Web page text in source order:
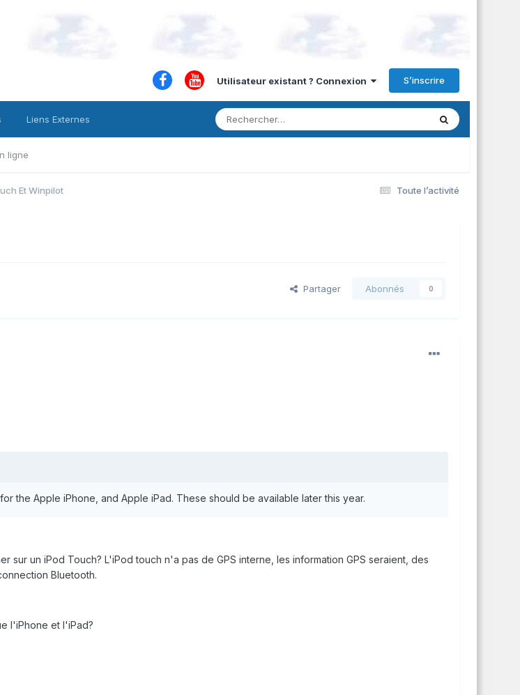
Utilisateur existant ? Connexion S’inscrire
ligne
Liens Externes
Toute l’activité
Et Winpilot
Partager Abonnés 0
the Apple iPhone, and Apple iPad. These should be available later this year.
sur un iPod Touch? L'iPod touch n'a pas de GPS interne, les information GPS seraient, des
Bluetooth.
l'iPhone et l'iPad?